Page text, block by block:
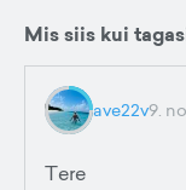
Mis siis kui
ave22v9.
Tere